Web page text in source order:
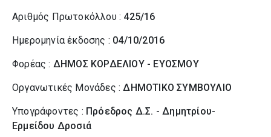
Αριθμός Πρωτοκόλλου : 425/16
Ημερομηνία έκδοσης : 04/10/2016
Φορέας : ΔΗΜΟΣ ΚΟΡΔΕΛΙΟΥ - ΕΥΟΣΜΟΥ
Οργανωτικές Μονάδες :ΔΗΜΟΤΙΚΟ ΣΥΜΒΟΥΛΙΟ
Υπογράφοντες : Πρόεδρος Δ.Σ. - Δημητρίου-
Ερμείδου Δροσιά